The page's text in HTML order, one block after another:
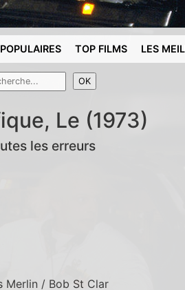
TOP FILMS LES
Le (1973)
les erreurs
Merlin / Bob St Clar